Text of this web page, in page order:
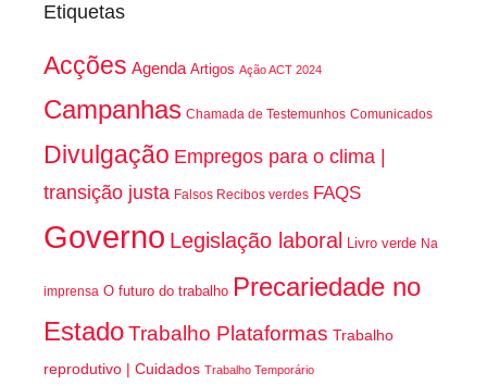
Etiquetas
Acções Agenda Artigos Ação ACT 2024
Campanhas Chamada de Testemunhos Comunicados
Divulgação Empregos para o clima |
transição justa Falsos Recibos verdes FAQS
Governo Legislação laboral Livro verde Na
imprensa O futuro do trabalho Precariedade no
EstadoTrabalho Plataformas Trabalho
reprodutivo | Cuidados Trabalho Temporário